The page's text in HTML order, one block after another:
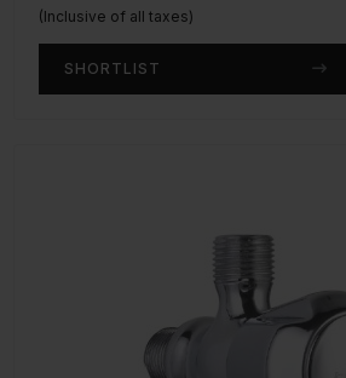
(Inclusive of all taxes)
SHORTLIST